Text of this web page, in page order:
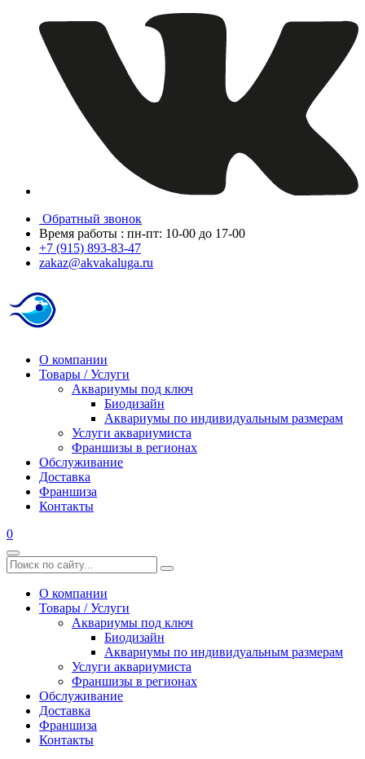
Обратный звонок
Время работы : пн-пт: 10-00 до 17-00
+7 (915) 893-83-47
zakaz@akvakaluga.ru
О компании
Товары / Услуги
Аквариумы под ключ
Биодизайн
Аквариумы по индивидуальным размерам
Услуги аквариумиста
Франшизы в регионах
Обслуживание
Доставка
Франшиза
Контакты
0
О компании
Товары / Услуги
Аквариумы под ключ
Биодизайн
Аквариумы по индивидуальным размерам
Услуги аквариумиста
Франшизы в регионах
Обслуживание
Доставка
Франшиза
Контакты